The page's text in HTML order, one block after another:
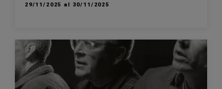
29/11/2025 al 30/11/2025